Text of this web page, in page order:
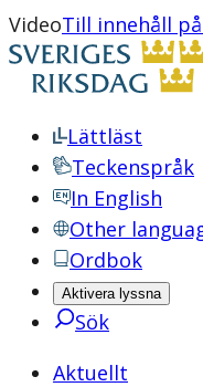
VideoTill innehåll
Lättläst
Teckenspråk
In English
Other
Ordbok
Aktivera lyssna
Sök
Aktuellt